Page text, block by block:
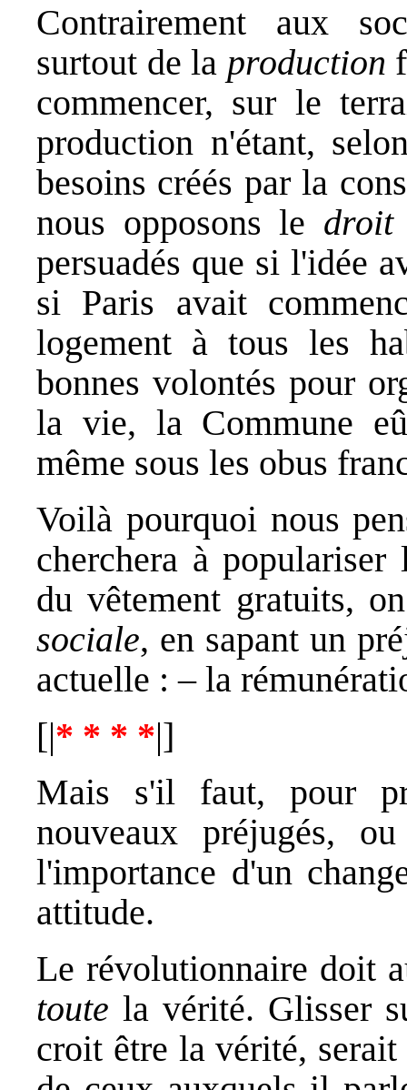
Contrairement aux
surtout de la production
commencer, sur le
production n'étant,
besoins créés par la
nous opposons le droit
persuadés que si l'idée
si Paris avait
logement à tous les
bonnes volontés pour
la vie, la Commune
même sous les obus
Voilà pourquoi nous
cherchera à
du vêtement gratuits,
sociale, en sapant un
actuelle : – la
[|* * * *|]
Mais s'il faut, pour
nouveaux préjugés,
l'importance d'un
attitude.
Le révolutionnaire doit
toute la vérité. Glisser
croit être la vérité,